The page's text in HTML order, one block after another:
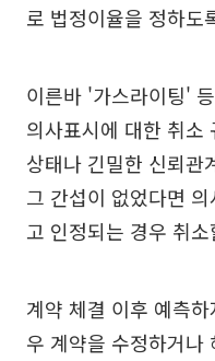
로 법정이율을 정하도
이른바 '가스라이팅'
의사표시에 대한 취소
상태나 긴밀한 신뢰관
그 간섭이 없었다면
고 인정되는 경우 취
계약 체결 이후 예측
우 계약을 수정하거나